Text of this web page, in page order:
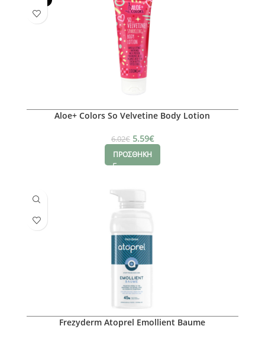
Aloe+ Colors So Velvetine Body Lotion
6.02€ 5.59€
ΠΡΟΣΘΗΚΗ
Frezyderm Atoprel Emollient Baume